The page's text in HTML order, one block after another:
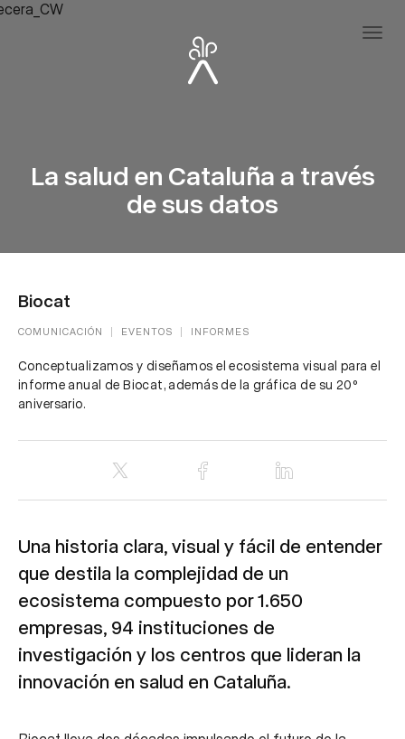
La salud en Cataluña a través
de sus datos
Biocat
COMUNICACIÓN EVENTOS INFORMES
Conceptualizamos y diseñamos el ecosistema visual para el
informe anual de Biocat, además de la gráfica de su 20º
aniversario.
Una historia clara, visual y fácil de entender
que destila la complejidad de un
ecosistema compuesto por 1.650
empresas, 94 instituciones de
investigación y los centros que lideran la
innovación en salud en Cataluña.